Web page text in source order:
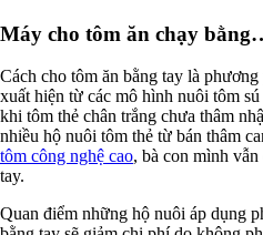
Máy cho tôm ăn chạy
Cách cho tôm ăn bằng tay là
xuất hiện từ các mô hình nuôi tôm
khi tôm thẻ chân trắng chưa thâm
nhiều hộ nuôi tôm thẻ từ bán thâm
tôm công nghệ cao, bà con mình
tay.
Quan điểm những hộ nuôi áp dụng